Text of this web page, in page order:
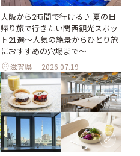
大阪から2時間で行ける♪ 夏の日
帰り旅で行きたい関西観光スポッ
ト21選～人気の絶景からひとり旅
におすすめの穴場まで～
滋賀県 2026.07.19